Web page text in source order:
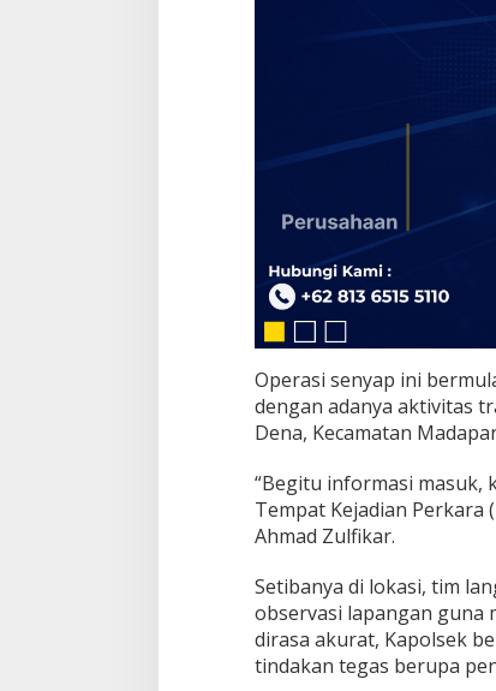
a
Operasi senyap ini
dengan adanya aktivitas
Dena, Kecamatan
“Begitu informasi masuk,
Tempat Kejadian Perkara
Ahmad Zulfikar.
Setibanya di lokasi, tim
observasi lapangan guna
dirasa akurat, Kapolsek
tindakan tegas berupa